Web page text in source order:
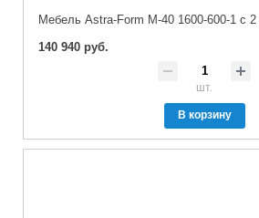
Мебель Astra-Form М-40 1600-600-1 с 2
140 940 руб.
шт.
В корзину